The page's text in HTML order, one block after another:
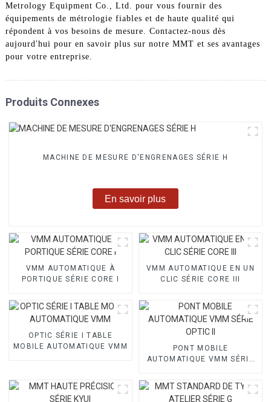
Metrology Equipment Co., Ltd. pour vous fournir des
équipements de métrologie fiables et de haute qualité qui
répondent à vos besoins de mesure. Contactez-nous dès
aujourd'hui pour en savoir plus sur notre MMT et ses avantages
pour votre entreprise.
Produits Connexes
MACHINE DE MESURE D'ENGRENAGES SÉRIE H
En savoir plus
VMM AUTOMATIQUE À
PORTIQUE SÉRIE CORE I
VMM AUTOMATIQUE EN UN
CLIC SÉRIE CORE III
OPTIC SÉRIE I TABLE
MOBILE AUTOMATIQUE VMM
PONT MOBILE
AUTOMATIQUE VMM SÉRIE